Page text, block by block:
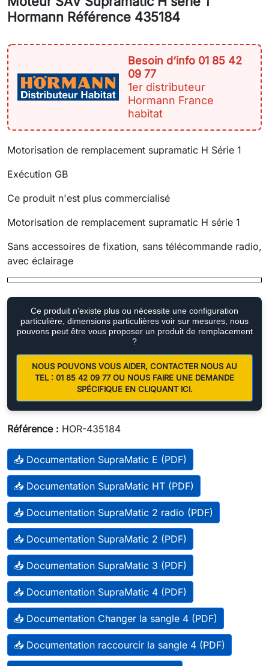
Hormann Référence 435184
Besoin d‘info 01 85 42
09 77
1er distributeur
Hormann France
habitat
Motorisation de remplacement supramatic H Série 1
Exécution GB
Ce produit n'est plus commercialisé
Motorisation de remplacement supramatic H série 1
Sans accessoires de fixation, sans télécommande radio,
avec éclairage
Ce produit n'existe plus ou nécessite une configuration
particulière, dimensions particulières voir sur mesures, nous
pouvons peut être vous proposer un produit de remplacement
?
NOUS POUVONS VOUS AIDER, CONTACTER NOUS AU
TEL : 01 85 42 09 77 OU NOUS FAIRE UNE DEMANDE
SPÉCIFIQUE EN CLIQUANT ICI.
Référence : HOR-435184
📥 Documentation SupraMatic E (PDF)
📥 Documentation SupraMatic HT (PDF)
📥 Documentation SupraMatic 2 radio (PDF)
📥 Documentation SupraMatic 2 (PDF)
📥 Documentation SupraMatic 3 (PDF)
📥 Documentation SupraMatic 4 (PDF)
📥 Documentation Changer la sangle 4 (PDF)
📥 Documentation raccourcir la sangle 4 (PDF)